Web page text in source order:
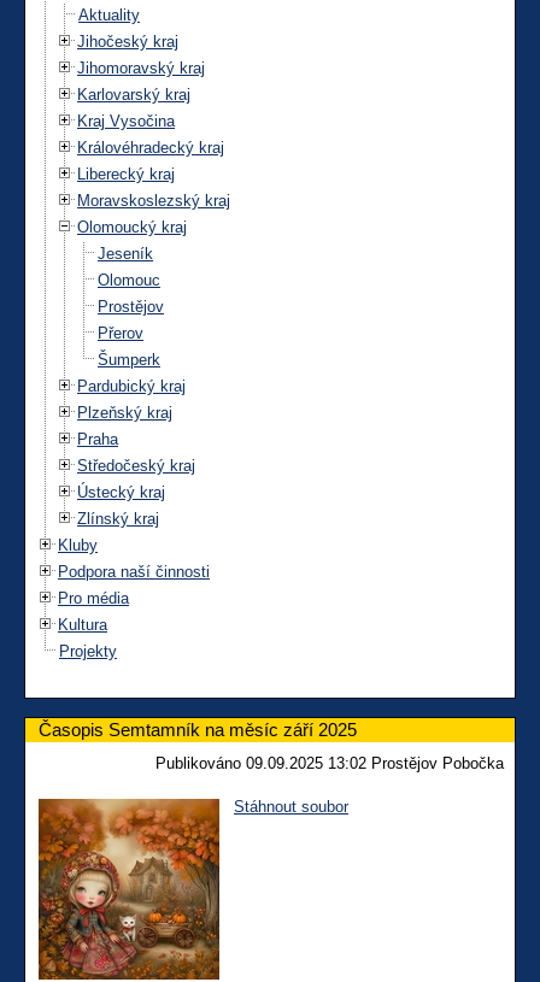
Aktuality
Jihočeský kraj
Jihomoravský kraj
Karlovarský kraj
Kraj Vysočina
Královéhradecký kraj
Liberecký kraj
Moravskoslezský kraj
Olomoucký kraj
Jeseník
Olomouc
Prostějov
Přerov
Šumperk
Pardubický kraj
Plzeňský kraj
Praha
Středočeský kraj
Ústecký kraj
Zlínský kraj
Kluby
Podpora naší činnosti
Pro média
Kultura
Projekty
Časopis Semtamník na měsíc září 2025
Publikováno 09.09.2025 13:02 Prostějov Pobočka
Stáhnout soubor